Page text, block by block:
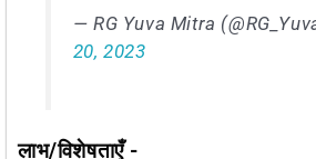
— RG Yuva Mitra
20, 2023
लाभ/विशेषताएँ -​